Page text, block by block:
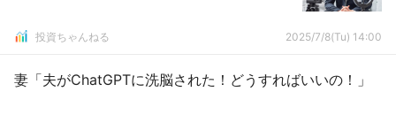
投資ちゃんねる 2025/7/8(Tu) 14:00
妻「夫がChatGPTに洗脳された！どうすればいいの！」